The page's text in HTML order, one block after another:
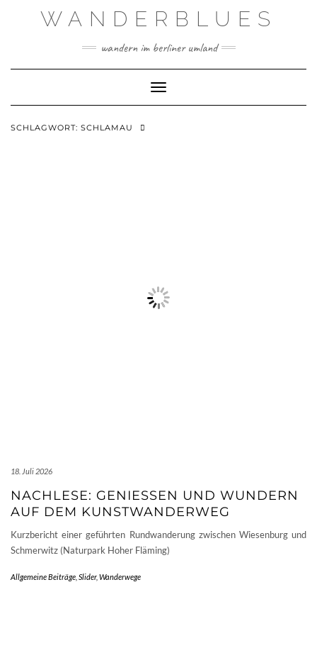
WANDERBLUES
wandern im berliner umland
Toggle Navigation
SCHLAGWORT: SCHLAMAU
18. Juli 2026
NACHLESE: GENIESSEN UND WUNDERN A
UF DEM KUNSTWANDERWEG
Kurzbericht einer geführten Rundwanderung zwischen Wiesenburg und
Schmerwitz (Naturpark Hoher Fläming)
Allgemeine Beiträge Slider, Wanderwege